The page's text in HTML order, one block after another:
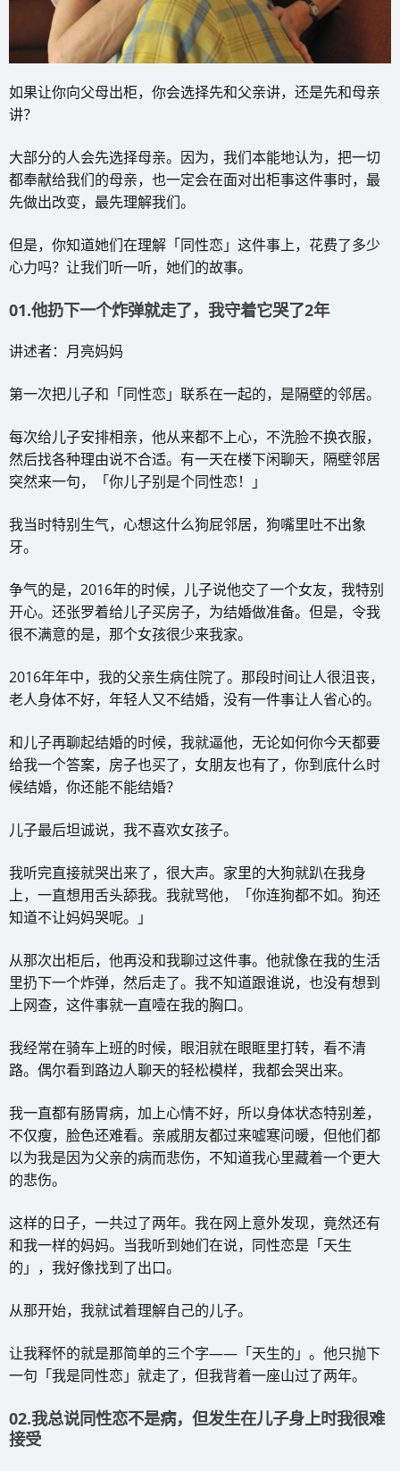
如果让你向父母出柜，你会选择先和父亲讲，还是先和母亲
讲？
大部分的人会先选择母亲。因为，我们本能地认为，把一切
都奉献给我们的母亲，也一定会在面对出柜事这件事时，最
先做出改变，最先理解我们。
但是，你知道她们在理解「同性恋」这件事上，花费了多少
心力吗？让我们听一听，她们的故事。
01.他扔下一个炸弹就走了，我守着它哭了2年
讲述者：月亮妈妈
第一次把儿子和「同性恋」联系在一起的，是隔壁的邻居。
每次给儿子安排相亲，他从来都不上心，不洗脸不换衣服，
然后找各种理由说不合适。有一天在楼下闲聊天，隔壁邻居
突然来一句，「你儿子别是个同性恋！」
我当时特别生气，心想这什么狗屁邻居，狗嘴里吐不出象
牙。
争气的是，2016年的时候，儿子说他交了一个女友，我特别
开心。还张罗着给儿子买房子，为结婚做准备。但是，令我
很不满意的是，那个女孩很少来我家。
2016年年中，我的父亲生病住院了。那段时间让人很沮丧，
老人身体不好，年轻人又不结婚，没有一件事让人省心的。
和儿子再聊起结婚的时候，我就逼他，无论如何你今天都要
给我一个答案，房子也买了，女朋友也有了，你到底什么时
候结婚，你还能不能结婚？
儿子最后坦诚说，我不喜欢女孩子。
我听完直接就哭出来了，很大声。家里的大狗就趴在我身
上，一直想用舌头舔我。我就骂他，「你连狗都不如。狗还
知道不让妈妈哭呢。」
从那次出柜后，他再没和我聊过这件事。他就像在我的生活
里扔下一个炸弹，然后走了。我不知道跟谁说，也没有想到
上网查，这件事就一直噎在我的胸口。
我经常在骑车上班的时候，眼泪就在眼眶里打转，看不清
路。偶尔看到路边人聊天的轻松模样，我都会哭出来。
我一直都有肠胃病，加上心情不好，所以身体状态特别差，
不仅瘦，脸色还难看。亲戚朋友都过来嘘寒问暖，但他们都
以为我是因为父亲的病而悲伤，不知道我心里藏着一个更大
的悲伤。
这样的日子，一共过了两年。我在网上意外发现，竟然还有
和我一样的妈妈。当我听到她们在说，同性恋是「天生
的」，我好像找到了出口。
从那开始，我就试着理解自己的儿子。
让我释怀的就是那简单的三个字——「天生的」。他只抛下
一句「我是同性恋」就走了，但我背着一座山过了两年。
02.我总说同性恋不是病，但发生在儿子身上时我很难
接受